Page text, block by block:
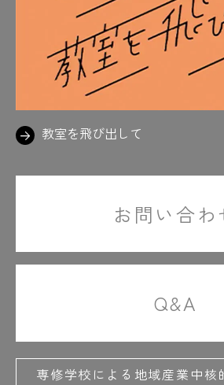
教室を飛び出して
お問い合わ
Q&A
専修学校による地域産業中核